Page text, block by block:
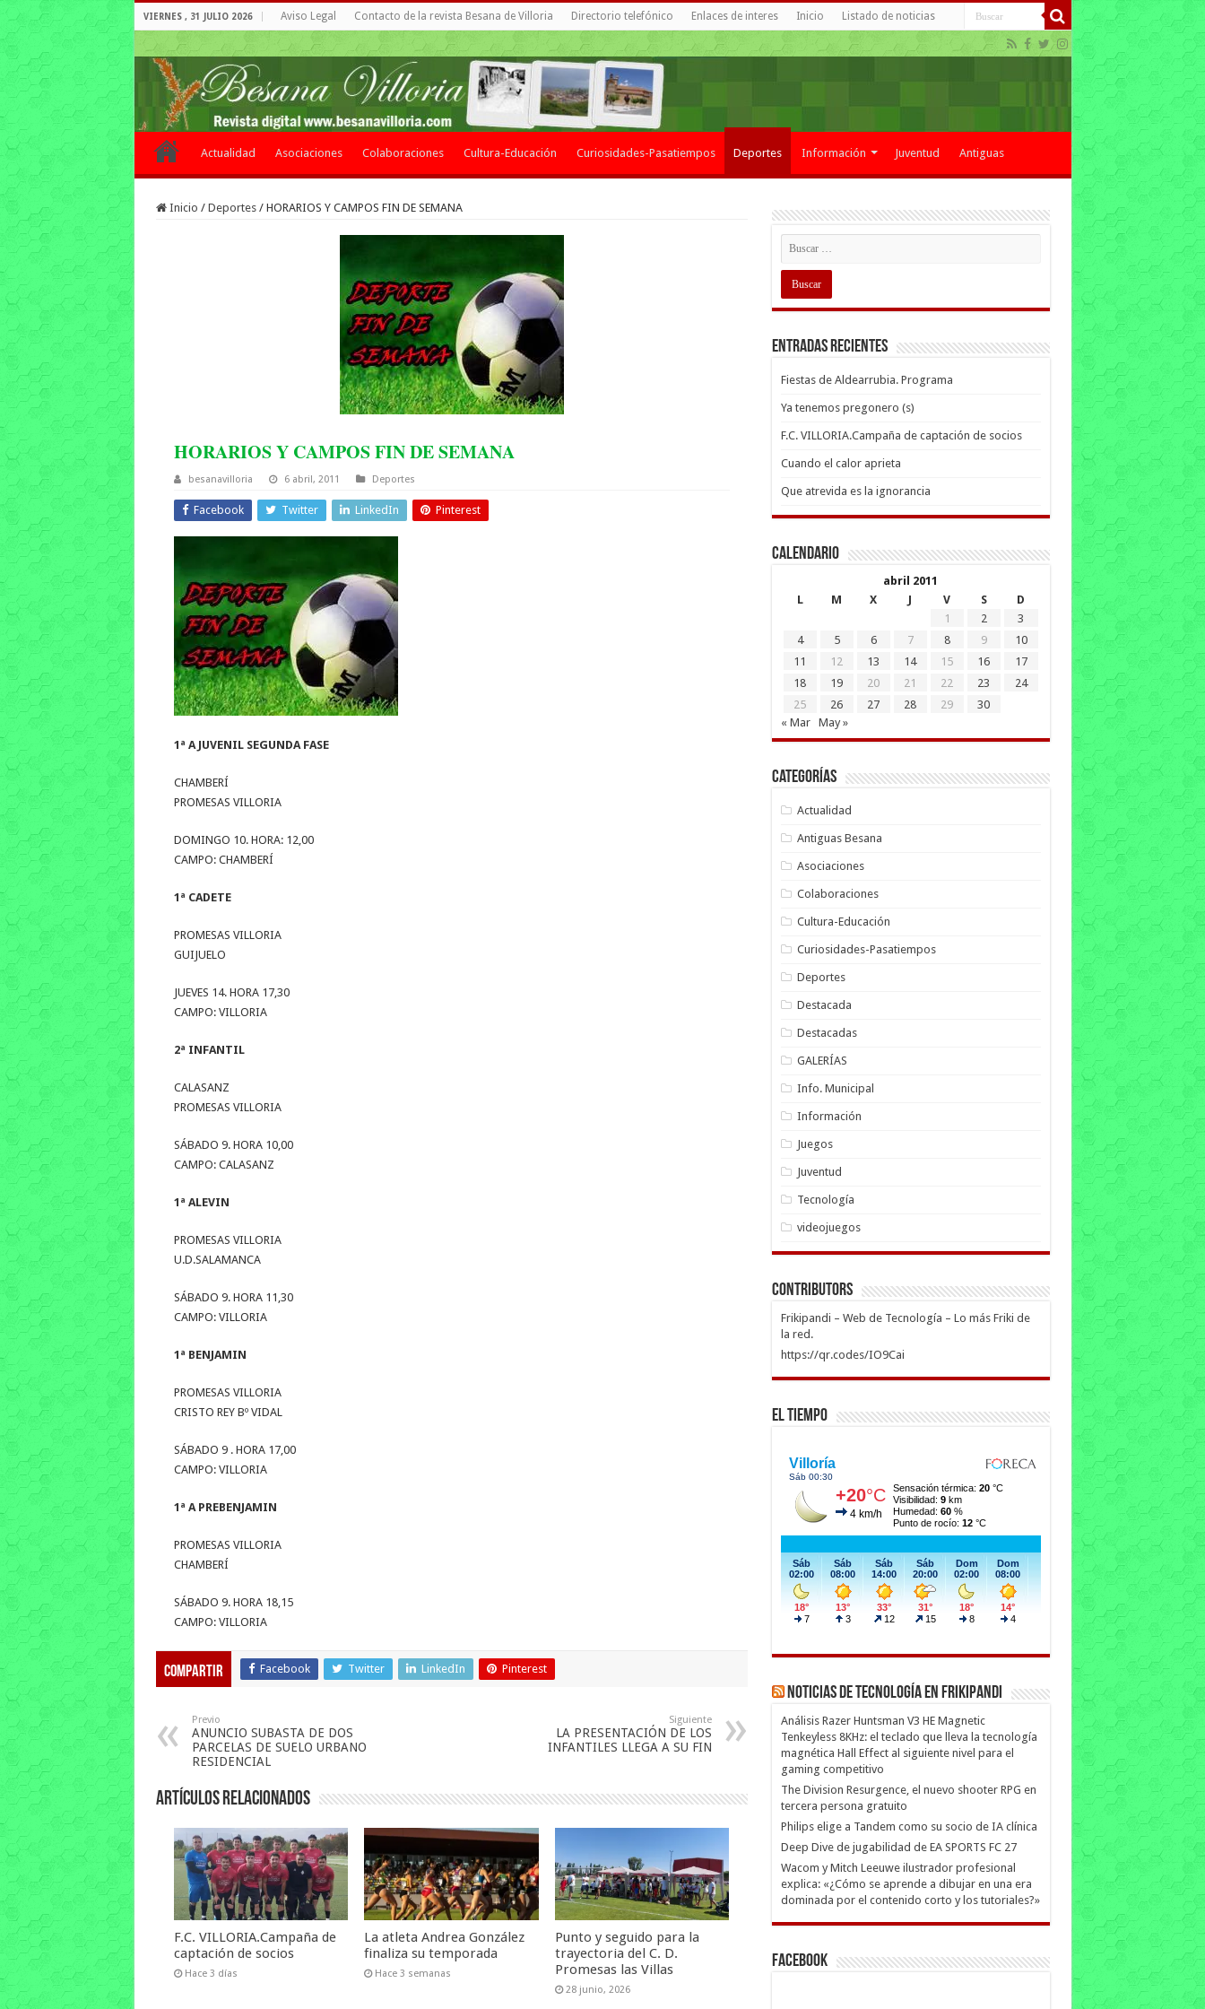
VIERNES , 31 JULIO 2026 Aviso Legal Contacto de la revista Besana de Villoria Directorio telefónico Enlaces de interes Inicio Listado de noticias
Actualidad Asociaciones Colaboraciones Cultura-Educación Curiosidades-Pasatiempos Deportes Información Juventud Antiguas
Inicio / Deportes / HORARIOS Y CAMPOS FIN DE SEMANA
HORARIOS Y CAMPOS FIN DE SEMANA
besanavilloria 6 abril, 2011 Deportes
Facebook Twitter LinkedIn Pinterest
1ª A JUVENIL SEGUNDA FASE
CHAMBERÍ
PROMESAS VILLORIA
DOMINGO 10. HORA: 12,00
CAMPO: CHAMBERÍ
1ª CADETE
PROMESAS VILLORIA
GUIJUELO
JUEVES 14. HORA 17,30
CAMPO: VILLORIA
2ª INFANTIL
CALASANZ
PROMESAS VILLORIA
SÁBADO 9. HORA 10,00
CAMPO: CALASANZ
1ª ALEVIN
PROMESAS VILLORIA
U.D.SALAMANCA
SÁBADO 9. HORA 11,30
CAMPO: VILLORIA
1ª BENJAMIN
PROMESAS VILLORIA
CRISTO REY Bº VIDAL
SÁBADO 9 . HORA 17,00
CAMPO: VILLORIA
1ª A PREBENJAMIN
PROMESAS VILLORIA
CHAMBERÍ
SÁBADO 9. HORA 18,15
CAMPO: VILLORIA
Compartir Facebook Twitter LinkedIn Pinterest
Previo
ANUNCIO SUBASTA DE DOS
PARCELAS DE SUELO URBANO
RESIDENCIAL
Siguiente
LA PRESENTACIÓN DE LOS
INFANTILES LLEGA A SU FIN
Artículos relacionados
F.C. VILLORIA.Campaña de
captación de socios
Hace 3 días
La atleta Andrea González
finaliza su temporada
Hace 3 semanas
Punto y seguido para la
trayectoria del C. D.
Promesas las Villas
28 junio, 2026
Entradas recientes
Fiestas de Aldearrubia. Programa
Ya tenemos pregonero (s)
F.C. VILLORIA.Campaña de captación de socios
Cuando el calor aprieta
Que atrevida es la ignorancia
Calendario
abril 2011
L
M X J V S
D
1
2
3
4
5 6 7 8 9
10
11
12 13 14 15 16
17
18
19 20 21 22 23
24
25
26 27 28 29
30
« Mar
May »
Categorías
Actualidad
Antiguas Besana
Asociaciones
Colaboraciones
Cultura-Educación
Curiosidades-Pasatiempos
Deportes
Destacada
Destacadas
GALERÍAS
Info. Municipal
Información
Juegos
Juventud
Tecnología
videojuegos
Contributors
Frikipandi – Web de Tecnología – Lo más Friki de
la red.
https://qr.codes/IO9Cai
El Tiempo
Noticias de Tecnología en Frikipandi
Análisis Razer Huntsman V3 HE Magnetic
Tenkeyless 8KHz: el teclado que lleva la tecnología
magnética Hall Effect al siguiente nivel para el
gaming competitivo
The Division Resurgence, el nuevo shooter RPG en
tercera persona gratuito
Philips elige a Tandem como su socio de IA clínica
Deep Dive de jugabilidad de EA SPORTS FC 27
Wacom y Mitch Leeuwe ilustrador profesional
explica: «¿Cómo se aprende a dibujar en una era
dominada por el contenido corto y los tutoriales?»
Facebook